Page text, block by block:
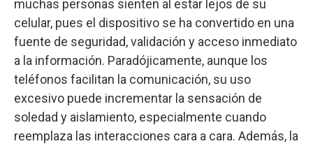
muchas personas sienten al estar lejos de su
celular, pues el dispositivo se ha convertido en una
fuente de seguridad, validación y acceso inmediato
a la información. Paradójicamente, aunque los
teléfonos facilitan la comunicación, su uso
excesivo puede incrementar la sensación de
soledad y aislamiento, especialmente cuando
reemplaza las interacciones cara a cara. Además, la